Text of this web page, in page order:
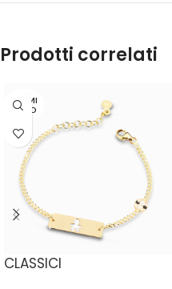
Prodotti correlati
TERMI
NATO
CLASSICI